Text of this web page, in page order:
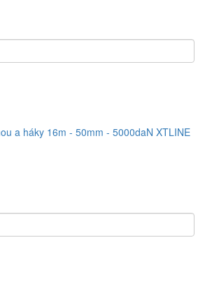
a háky 16m - 50mm - 5000daN XTLINE